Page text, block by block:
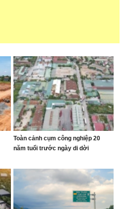
Toàn cảnh cụm công nghiệp 20
năm tuổi trước ngày di dời